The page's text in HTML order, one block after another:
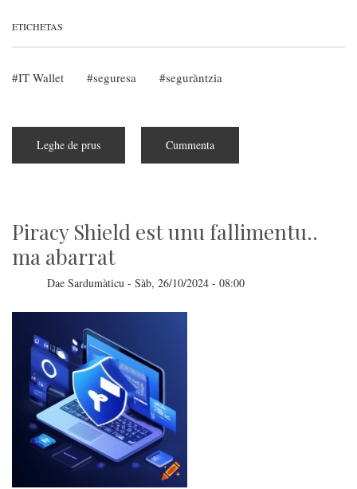
ETICHETAS
IT Wallet seguresa seguràntzia
Leghe de prus
IT
datos
a
is
Istados
Unidos
Cummenta
Piracy Shield est unu fallimentu..
ma abarrat
Dae Sardumàticu - Sàb, 26/10/2024 - 08:00